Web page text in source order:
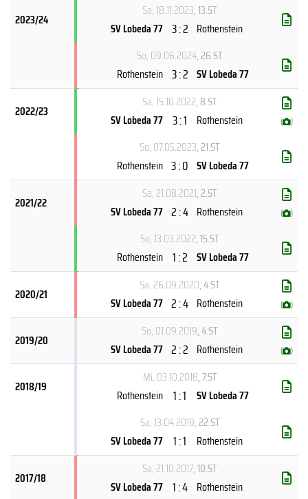
2023/24
Sa, 18.11.2023, 13.ST
SV Lobeda 77 3 : 2 Rothenstein
So, 09.06.2024, 26.ST
Rothenstein 3 : 2 SV Lobeda 77
2022/23
Sa, 15.10.2022, 8.ST
SV Lobeda 77 3 : 1 Rothenstein ( )
So, 07.05.2023, 21.ST
Rothenstein 3 : 0 SV Lobeda 77
2021/22
Sa, 21.08.2021, 2.ST
SV Lobeda 77 2 : 4 Rothenstein ( )
So, 13.03.2022, 15.ST
Rothenstein 1 : 2 SV Lobeda 77
2020/21
Sa, 26.09.2020, 4.ST
SV Lobeda 77 2 : 4 Rothenstein ( )
2019/20
So, 01.09.2019, 4.ST
SV Lobeda 77 2 : 2 Rothenstein ( )
2018/19
Mi, 03.10.2018, 7.ST
Rothenstein 1 : 1
SV Lobeda 77
Sa, 13.04.2019, 22.ST
SV Lobeda 77 1 : 1 Rothenstein
2017/18
Sa, 21.10.2017, 10.ST
SV Lobeda 77 1 : 4 Rothenstein